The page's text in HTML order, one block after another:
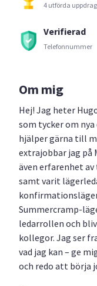
4 utförda uppdrag
Verifierad
Telefonnummer
Om mig
Hej! Jag heter
som tycker om
hjälper gärna till
extrajobbar jag på
även erfarenhet
samt varit
Summercramp-
ledarrollen och
kollegor. Jag ser
vad jag kan – ge
och redo att börja